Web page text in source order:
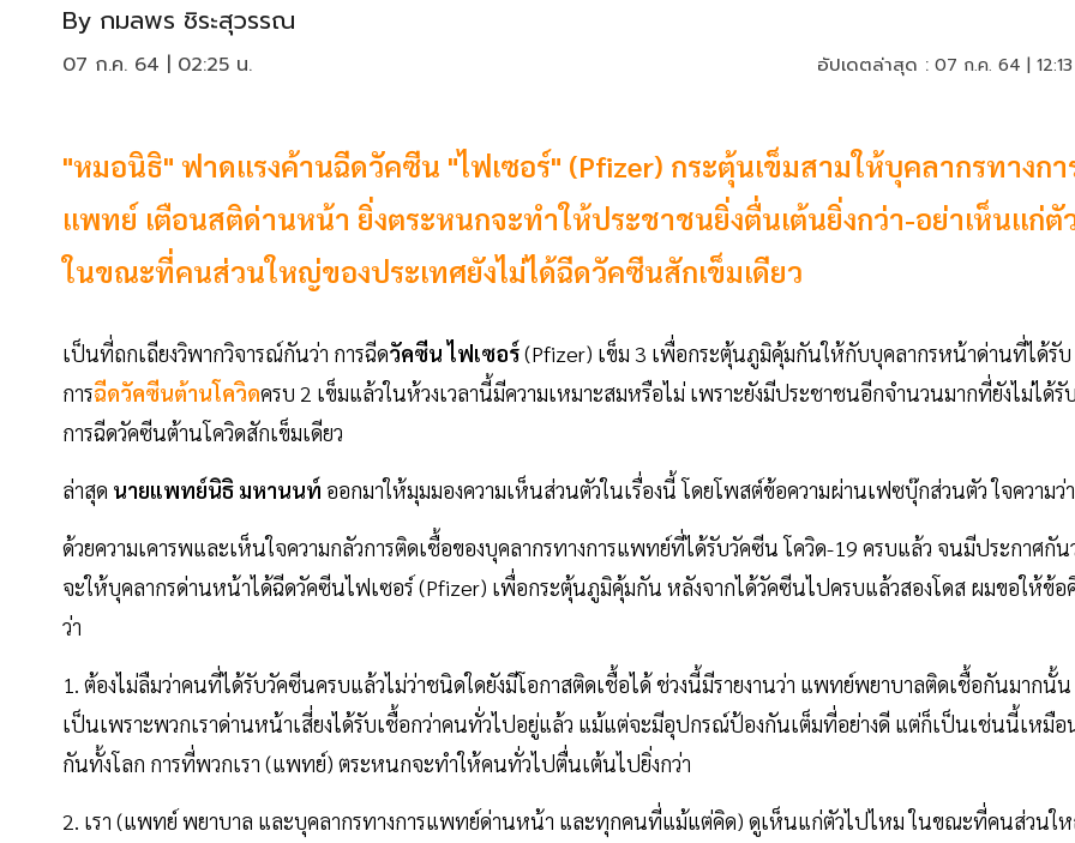
By กมลพร ชิระสุวรรณ
07 ก.ค. 64 | 02:25 น. อัปเดตล่าสุด : 07 ก.ค. 64 |
"หมอนิธิ" ฟาดแรงค้านฉีดวัคซีน "ไฟเซอร์" (Pfizer) กระตุ้นเข็มสามให้บุคลากรทางกา
แพทย์ เตือนสติด่านหน้า ยิ่งตระหนกจะทำให้ประชาชนยิ่งตื่นเต้นยิ่งกว่า-อย่าเห็นแก่ตั
ในขณะที่คนส่วนใหญ่ของประเทศยังไม่ได้ฉีดวัคซีนสักเข็มเดียว
เป็นที่ถกเถียงวิพากวิจารณ์กันว่า การฉีดวัคซีน ไฟเซอร์(Pfizer) เข็ม 3 เพื่อกระตุ้นภูมิคุ้มกันให้กับบุคลากรหน้าด่านที่ได้รับ
การฉีดวัคซีนต้านโควิดครบ 2 เข็มแล้วในห้วงเวลานี้มีความเหมาะสมหรือไม่ เพราะยังมีประชาชนอีกจำนวนมากที่ยังไม่ได้รับ
การฉีดวัคซีนต้านโควิดสักเข็มเดียว
ล่าสุด นายแพทย์นิธิ มหานนท์ ออกมาให้มุมมองความเห็นส่วนตัวในเรื่องนี้ โดยโพสต์ข้อความผ่านเฟซบุ๊กส่วนตัว ใจความว่า
ด้วยความเคารพและเห็นใจความกลัวการติดเชื้อของบุคลากรทางการแพทย์ที่ได้รับวัคซีน โควิด-19 ครบแล้ว จนมีประกาศกัน
จะให้บุคลากรด่านหน้าได้ฉีดวัคซีนไฟเซอร์ (Pfizer) เพื่อกระตุ้นภูมิคุ้มกัน หลังจากได้วัคซีนไปครบแล้วสองโดส ผมขอให้ข้อ
ว่า
1. ต้องไม่ลืมว่าคนที่ได้รับวัคซีนครบแล้วไม่ว่าชนิดใดยังมีโอกาสติดเชื้อได้ ช่วงนี้มีรายงานว่า แพทย์พยาบาลติดเชื้อกันมากนั้น
เป็นเพราะพวกเราด่านหน้าเสี่ยงได้รับเชื้อกว่าคนทั่วไปอยู่แล้ว แม้แต่จะมีอุปกรณ์ป้องกันเต็มที่อย่างดี แต่ก็เป็นเช่นนี้เหมือ
กันทั้งโลก การที่พวกเรา (แพทย์) ตระหนกจะทำให้คนทั่วไปตื่นเต้นไปยิ่งกว่า
2. เรา (แพทย์ พยาบาล และบุคลากรทางการแพทย์ด่านหน้า และทุกคนที่แม้แต่คิด) ดูเห็นแก่ตัวไปไหม ในขณะที่คนส่วนใ